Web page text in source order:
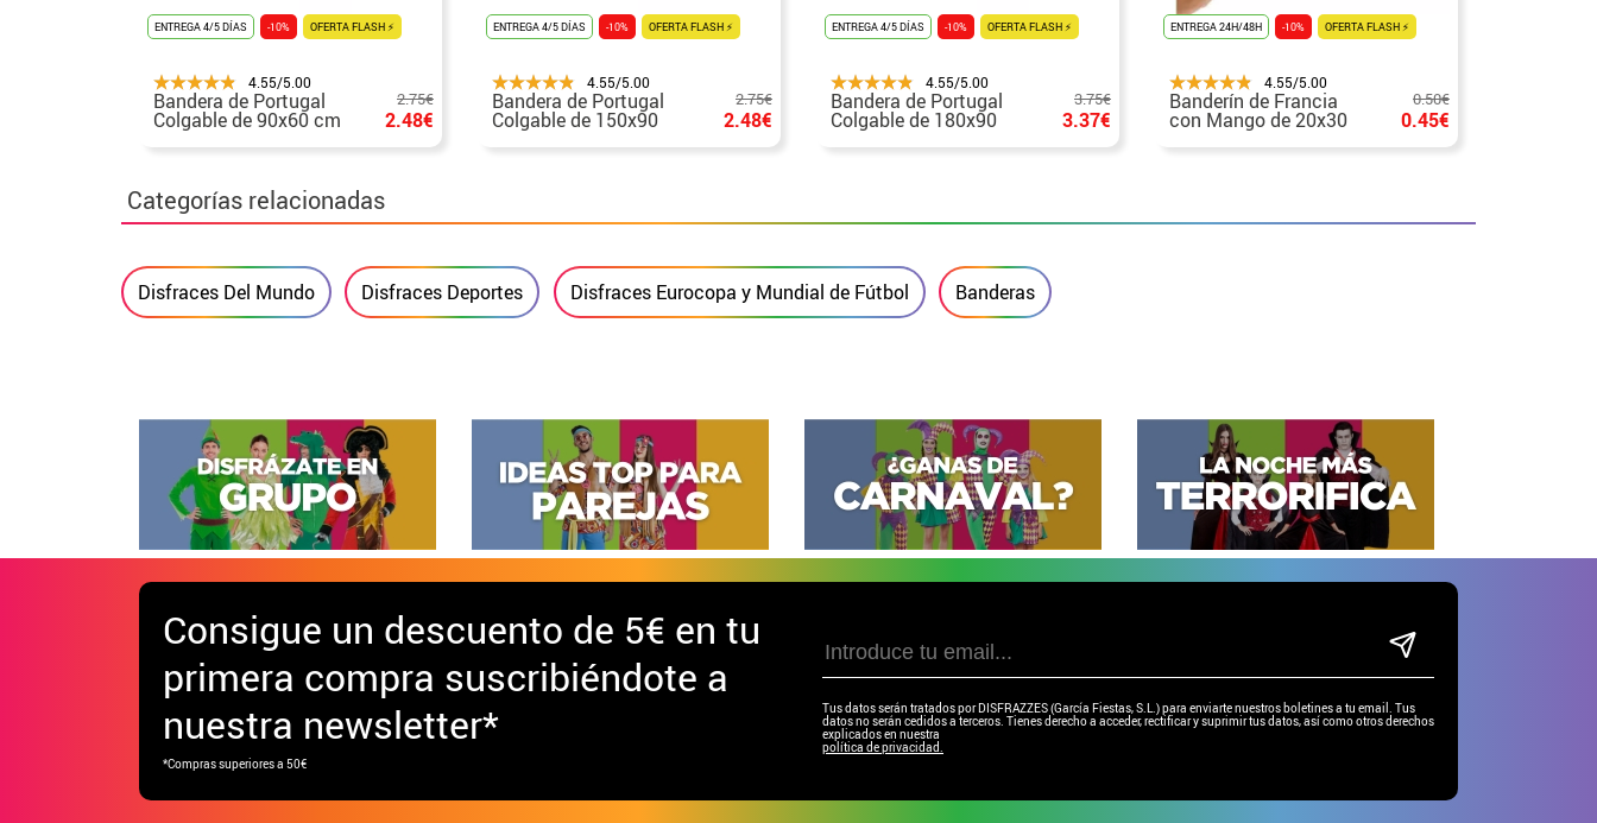
ENTREGA 4/5 DÍAS -10% OFERTA FLASH ⚡
4.55/5.00
Bandera de Portugal
Colgable de 90x60 cm
2.75€
2.48€
ENTREGA 4/5 DÍAS -10% OFERTA FLASH ⚡
4.55/5.00
Bandera de Portugal
Colgable de 150x90
2.75€
2.48€
ENTREGA 4/5 DÍAS -10% OFERTA FLASH ⚡
4.55/5.00
Bandera de Portugal
Colgable de 180x90
3.75€
3.37€
ENTREGA 24H/48H -10% OFERTA FLASH ⚡
4.55/5.00
Banderín de Francia
con Mango de 20x30
0.50€
0.45€
Categorías relacionadas
Disfraces Del Mundo Disfraces Deportes Disfraces Eurocopa y Mundial de Fútbol Banderas
Consigue un descuento de 5€ en tu
primera compra suscribiéndote a
nuestra newsletter*
*Compras superiores a 50€
Tus datos serán tratados por DISFRAZZES (García Fiestas, S.L.) para enviarte nuestros boletines a tu email. Tus
datos no serán cedidos a terceros. Tienes derecho a acceder, rectificar y suprimir tus datos, así como otros derechos
explicados en nuestra
política de privacidad.